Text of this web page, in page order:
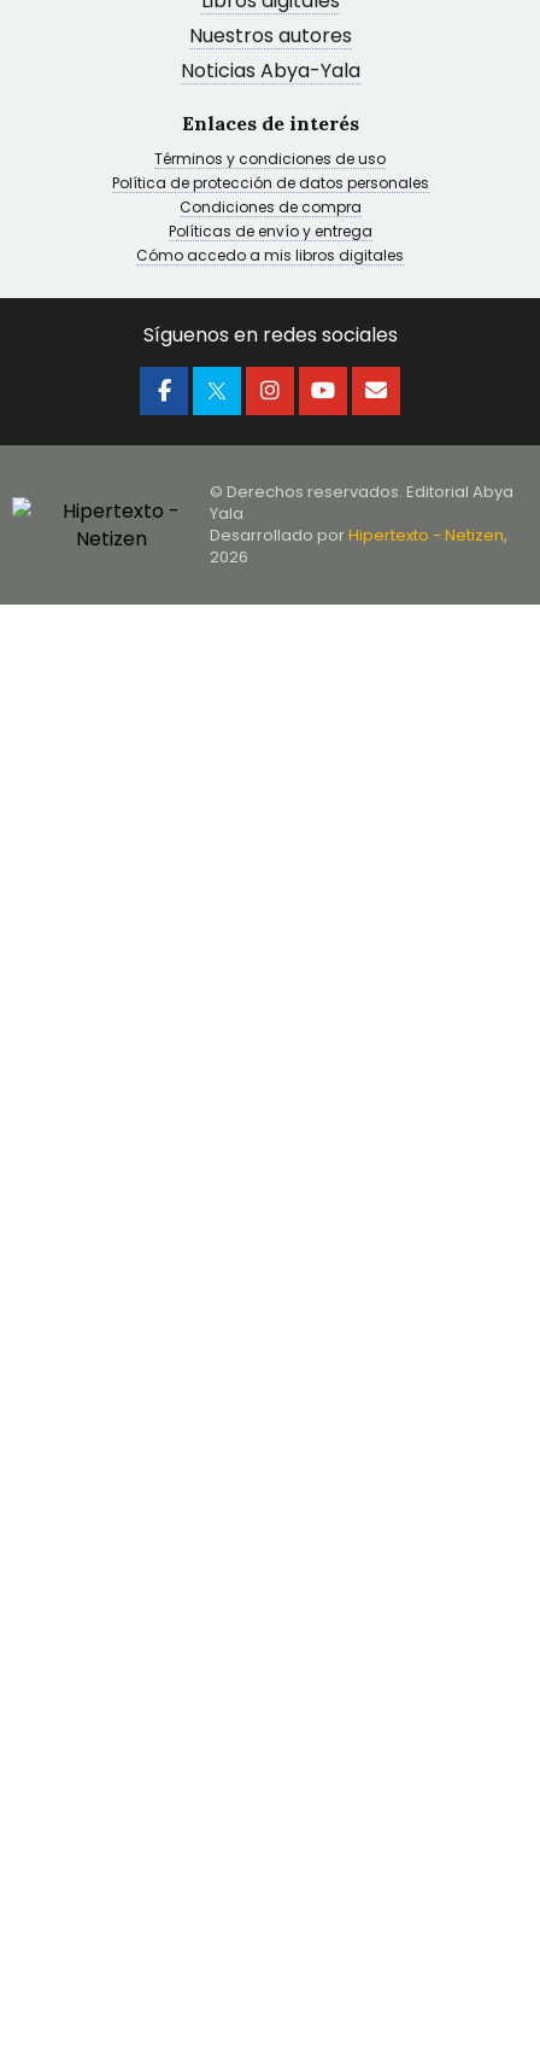
Nuestros autores
Noticias Abya-Yala
Enlaces de interés
Términos y condiciones de uso
Política de protección de datos personales
Condiciones de compra
Políticas de envío y entrega
Cómo accedo a mis libros digitales
Síguenos en redes sociales
© Derechos reservados. Editorial Abya
Yala
Desarrollado porHipertexto - Netizen,
2026